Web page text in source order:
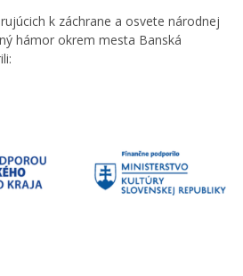
k záchrane a osvete národnej
hámor okrem mesta Banská